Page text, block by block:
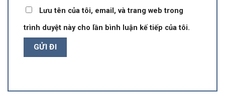
Lưu tên của tôi, email, và trang web trong
trình duyệt này cho lần bình luận kế tiếp của tôi.